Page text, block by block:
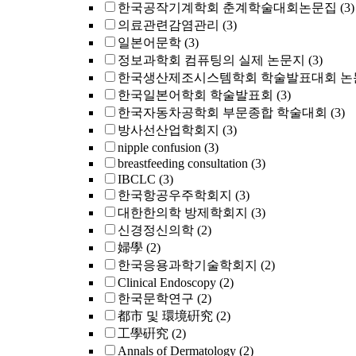
한국공작기계학회 춘계학술대회논문집 (3)
의료관련감염관리 (3)
일본어문학 (3)
정보과학회 컴퓨팅의 실제 논문지 (3)
한국생산제조시스템학회 학술발표대회 논
한국일본어학회 학술발표회 (3)
한국자동차공학회 부문종합 학술대회 (3)
방사선산업학회지 (3)
nipple confusion (3)
breastfeeding consultation (3)
IBCLC (3)
한국항공우주학회지 (3)
대한한의학 방제학회지 (3)
신경정신의학 (2)
婦學 (2)
한국응용과학기술학회지 (2)
Clinical Endoscopy (2)
한국문학연구 (2)
都市 및 環境硏究 (2)
工學硏究 (2)
Annals of Dermatology (2)